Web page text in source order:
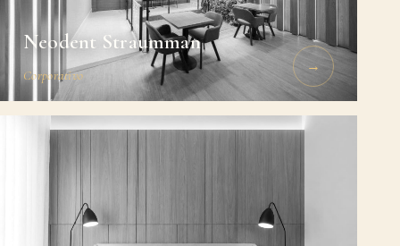
Neodent Straumman
Corporativo →